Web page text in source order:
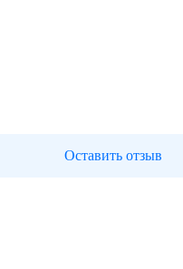
Оставить отзыв